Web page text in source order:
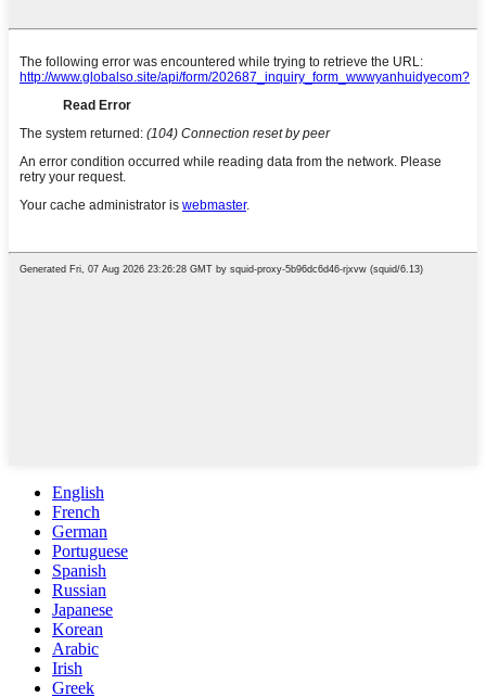
English
French
German
Portuguese
Spanish
Russian
Japanese
Korean
Arabic
Irish
Greek